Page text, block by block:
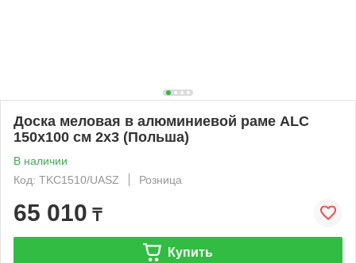
Доска меловая в алюминиевой раме ALС
150х100 см 2x3 (Польша)
В наличии
Код: TKC1510/UASZ
Розница
65 010 ₸
Купить